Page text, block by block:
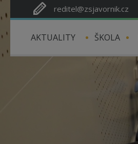
reditel@zsjavornik.cz
AKTUALITY ŠKOLA